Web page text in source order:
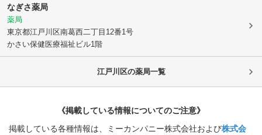
なぎさ薬局
薬局
東京都江戸川区南葛西二丁目12番1号
かさい保健医療福祉ビル1階
江戸川区の薬局一覧
《掲載している情報についてのご注意》
掲載している各種情報は、ミーカンパニー株式会社および株式会